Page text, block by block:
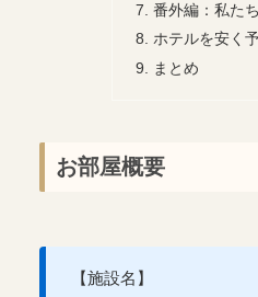
番外編：私た
ホテルを安く
まとめ
お部屋概要
【施設名】